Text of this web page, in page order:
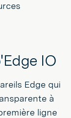
IO
Edge qui
à
ligne